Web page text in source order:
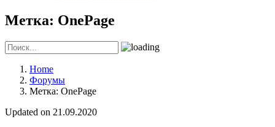
Метка: OnePage
Home
Форумы
Метка: OnePage
Updated on 21.09.2020